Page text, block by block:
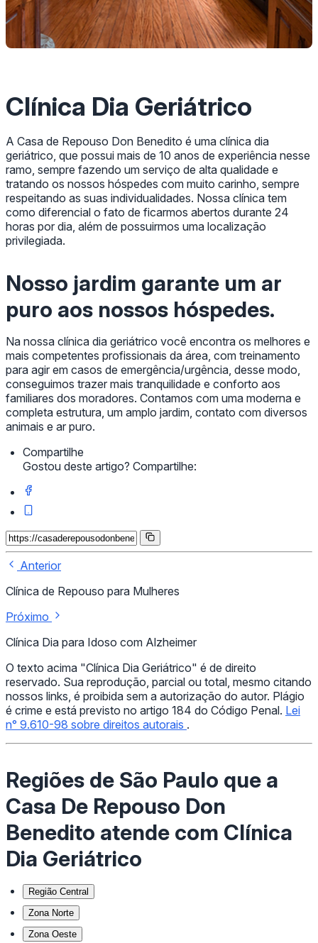
Clínica Dia Geriátrico
A Casa de Repouso Don Benedito é uma clínica dia
geriátrico, que possui mais de 10 anos de experiência nesse
ramo, sempre fazendo um serviço de alta qualidade e
tratando os nossos hóspedes com muito carinho, sempre
respeitando as suas individualidades. Nossa clínica tem
como diferencial o fato de ficarmos abertos durante 24
horas por dia, além de possuirmos uma localização
privilegiada.
Nosso jardim garante um ar
puro aos nossos hóspedes.
Na nossa clínica dia geriátrico você encontra os melhores e
mais competentes profissionais da área, com treinamento
para agir em casos de emergência/urgência, desse modo,
conseguimos trazer mais tranquilidade e conforto aos
familiares dos moradores. Contamos com uma moderna e
completa estrutura, um amplo jardim, contato com diversos
animais e ar puro.
Compartilhe
Gostou deste artigo? Compartilhe:
Anterior
Clínica de Repouso para Mulheres
Próximo
Clínica Dia para Idoso com Alzheimer
O texto acima "Clínica Dia Geriátrico" é de direito
reservado. Sua reprodução, parcial ou total, mesmo citando
nossos links, é proibida sem a autorização do autor. Plágio
é crime e está previsto no artigo 184 do Código Penal. Lei
n° 9.610-98 sobre direitos autorais .
Regiões de São Paulo que a
Casa De Repouso Don
Benedito atende com Clínica
Dia Geriátrico
Região Central
Zona Norte
Zona Oeste